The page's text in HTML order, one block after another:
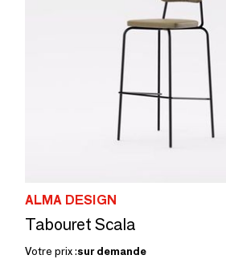
ALMA DESIGN
Tabouret Scala
Votre prix :sur demande